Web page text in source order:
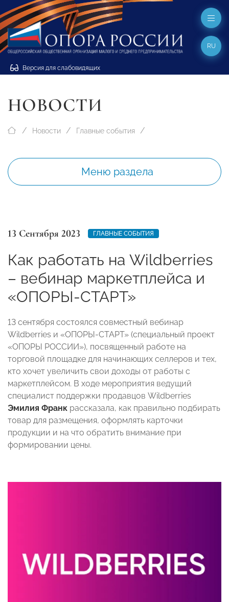
Версия для слабовидящих
RU
НОВОСТИ
Новости Главные события
Меню раздела
13 Сентября 2023 ГЛАВНЫЕ СОБЫТИЯ
Как работать на Wildberries
– вебинар маркетплейса и
«ОПОРЫ-СТАРТ»
13 сентября состоялся совместный вебинар
Wildberries и «ОПОРЫ-СТАРТ» (специальный проект
«ОПОРЫ РОССИИ»), посвященный работе на
торговой площадке для начинающих селлеров и тех,
кто хочет увеличить свои доходы от работы с
маркетплейсом. В ходе мероприятия ведущий
специалист поддержки продавцов Wildberries
Эмилия Франк рассказала, как правильно подбирать
товар для размещения, оформлять карточки
продукции и на что обратить внимание при
формировании цены.